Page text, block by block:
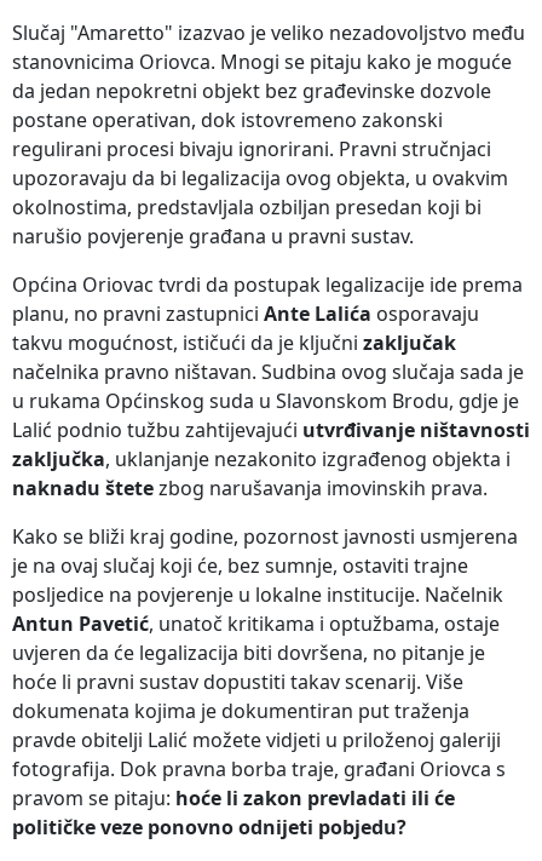
Slučaj "Amaretto" izazvao je veliko nezadovoljstvo među
stanovnicima Oriovca. Mnogi se pitaju kako je moguće
da jedan nepokretni objekt bez građevinske dozvole
postane operativan, dok istovremeno zakonski
regulirani procesi bivaju ignorirani. Pravni stručnjaci
upozoravaju da bi legalizacija ovog objekta, u ovakvim
okolnostima, predstavljala ozbiljan presedan koji bi
narušio povjerenje građana u pravni sustav.
Općina Oriovac tvrdi da postupak legalizacije ide prema
planu, no pravni zastupnici Ante Lalića osporavaju
takvu mogućnost, ističući da je ključni zaključak
načelnika pravno ništavan. Sudbina ovog slučaja sada je
u rukama Općinskog suda u Slavonskom Brodu, gdje je
Lalić podnio tužbu zahtijevajući utvrđivanje ništavnosti
zaključka, uklanjanje nezakonito izgrađenog objekta i
naknadu štetezbog narušavanja imovinskih prava.
Kako se bliži kraj godine, pozornost javnosti usmjerena
je na ovaj slučaj koji će, bez sumnje, ostaviti trajne
posljedice na povjerenje u lokalne institucije. Načelnik
Antun Pavetić, unatoč kritikama i optužbama, ostaje
uvjeren da će legalizacija biti dovršena, no pitanje je
hoće li pravni sustav dopustiti takav scenarij. Više
dokumenata kojima je dokumentiran put traženja
pravde obitelji Lalić možete vidjeti u priloženoj galeriji
fotografija. Dok pravna borba traje, građani Oriovca s
pravom se pitaju: hoće li zakon prevladati ili će
političke veze ponovno odnijeti pobjedu?